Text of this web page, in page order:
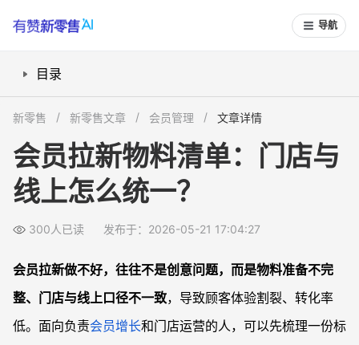
导航
目录
不同阶段的拉新物料如何标准化？
O2O与私域场景的拉新闭环怎么搭？
线下门店会员拉新物料太多，怎么排优先级？
总部给了统一模板，门店还能做本地化调整吗？
新零售 新零售文章 会员管理 文章详情
会员拉新物料清单：门店与
线上怎么统一？
300人已读 发布于：2026-05-21 17:04:27
会员拉新做不好，往往不是创意问题，而是物料准备不完
整、门店与线上口径不一致，导致顾客体验割裂、转化率
低。面向负责会员增长和门店运营的人，可以先梳理一份标